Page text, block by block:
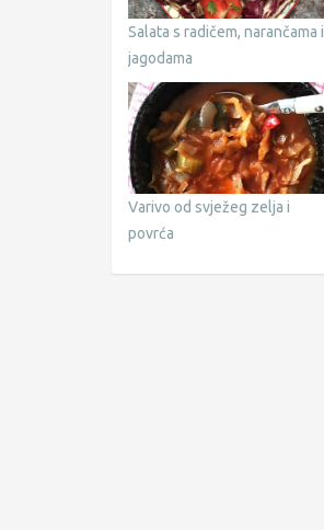
Salata s radičem, narančama i
jagodama
Varivo od svježeg zelja i
povrća